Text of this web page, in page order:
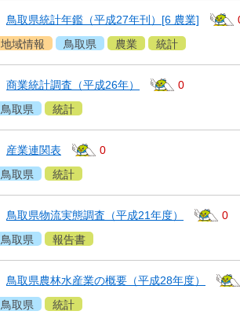
鳥取県統計年鑑（平成27年刊）[6 農業]
地域情報 鳥取県 農業 統計
商業統計調査（平成26年）
0
鳥取県 統計
産業連関表
0
鳥取県 統計
鳥取県物流実態調査（平成21年度）
0
鳥取県 報告書
鳥取県農林水産業の概要（平成28年度）
鳥取県 統計